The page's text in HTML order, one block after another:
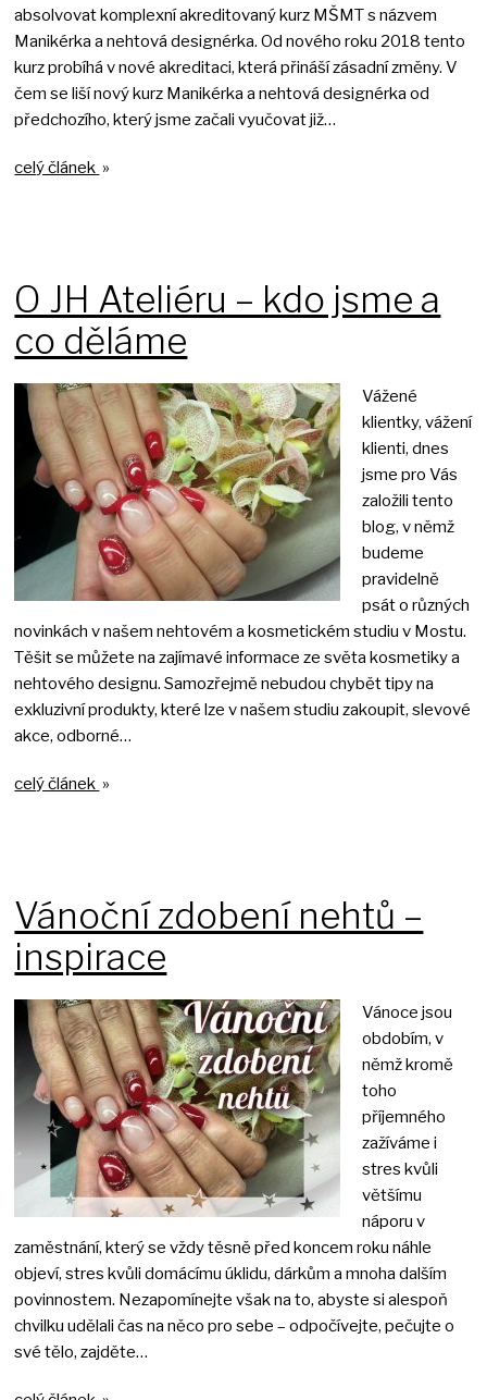
absolvovat komplexní akreditovaný kurz MŠMT s názvem
Manikérka a nehtová designérka. Od nového roku 2018 tento
kurz probíhá v nové akreditaci, která přináší zásadní změny. V
čem se liší nový kurz Manikérka a nehtová designérka od
předchozího, který jsme začali vyučovat již…
celý článek »
O JH Ateliéru – kdo jsme a
co děláme
Vážené
klientky, vážení
klienti, dnes
jsme pro Vás
založili tento
blog, v němž
budeme
pravidelně
psát o různých
novinkách v našem nehtovém a kosmetickém studiu v Mostu.
Těšit se můžete na zajímavé informace ze světa kosmetiky a
nehtového designu. Samozřejmě nebudou chybět tipy na
exkluzivní produkty, které lze v našem studiu zakoupit, slevové
akce, odborné…
celý článek »
Vánoční zdobení nehtů –
inspirace
Vánoce jsou
obdobím, v
němž kromě
toho
příjemného
zažíváme i
stres kvůli
většímu
náporu v
zaměstnání, který se vždy těsně před koncem roku náhle
objeví, stres kvůli domácímu úklidu, dárkům a mnoha dalším
povinnostem. Nezapomínejte však na to, abyste si alespoň
chvilku udělali čas na něco pro sebe – odpočívejte, pečujte o
své tělo, zajděte…